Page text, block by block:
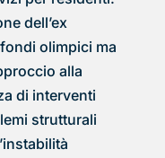
dell’ex
olimpici ma
alla
di interventi
strutturali